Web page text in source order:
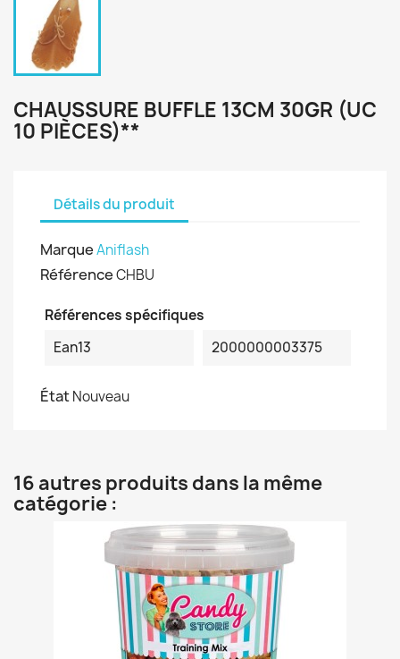
CHAUSSURE BUFFLE 13CM 30GR (UC
10 PIÈCES)**
Détails du produit
MarqueAniflash
RéférenceCHBU
Références spécifiques
Ean13
2000000003375
ÉtatNouveau
16 autres produits dans la même
catégorie :